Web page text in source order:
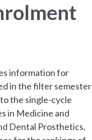
information for
in the filter semester
the single-cycle
in Medicine and
Dental Prosthetics,